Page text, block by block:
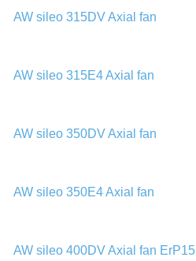
AW sileo 315DV Axial fan
AW sileo 315E4 Axial fan
AW sileo 350DV Axial fan
AW sileo 350E4 Axial fan
AW sileo 400DV Axial fan ErP15